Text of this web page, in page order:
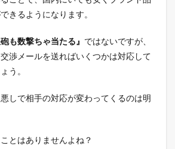
きるようになります。
も数撃ちゃ当たる』 ではないですが、
渉メールを送ればいくつかは対応して
う。
しで相手の対応が変わってくるのは明
とはありませんよね？